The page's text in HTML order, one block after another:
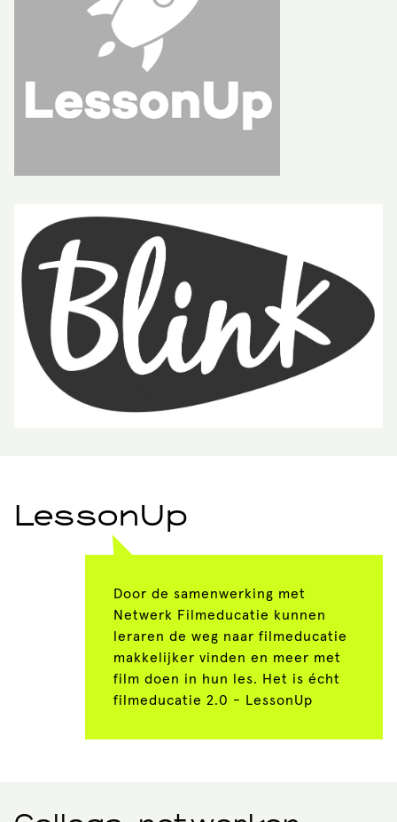
LessonUp
Door de samenwerking met
Netwerk Filmeducatie kunnen
leraren de weg naar filmeducatie
makkelijker vinden en meer met
film doen in hun les. Het is écht
filmeducatie 2.0 - LessonUp